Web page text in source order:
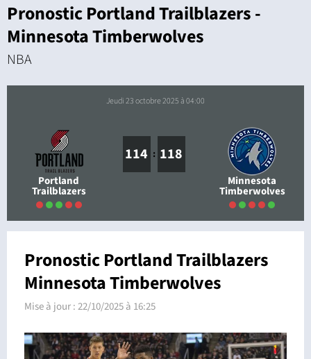
Pronostic Portland Trailblazers -
Minnesota Timberwolves
NBA
Portland
Trailblazers
114 : 118
jeudi 23 octobre 2025 à 04:00
Minnesota
Timberwolves
Pronostic Portland Trailblazers
Minnesota Timberwolves
Mise à jour :22/10/2025 à 16:25